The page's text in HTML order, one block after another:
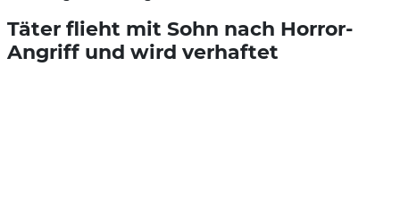
Täter flieht mit Sohn nach Horror-
Angriff und wird verhaftet